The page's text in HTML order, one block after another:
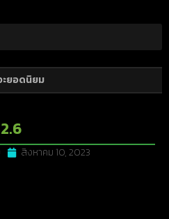
ะยอดนิยม
สิงหาคม 10, 2023